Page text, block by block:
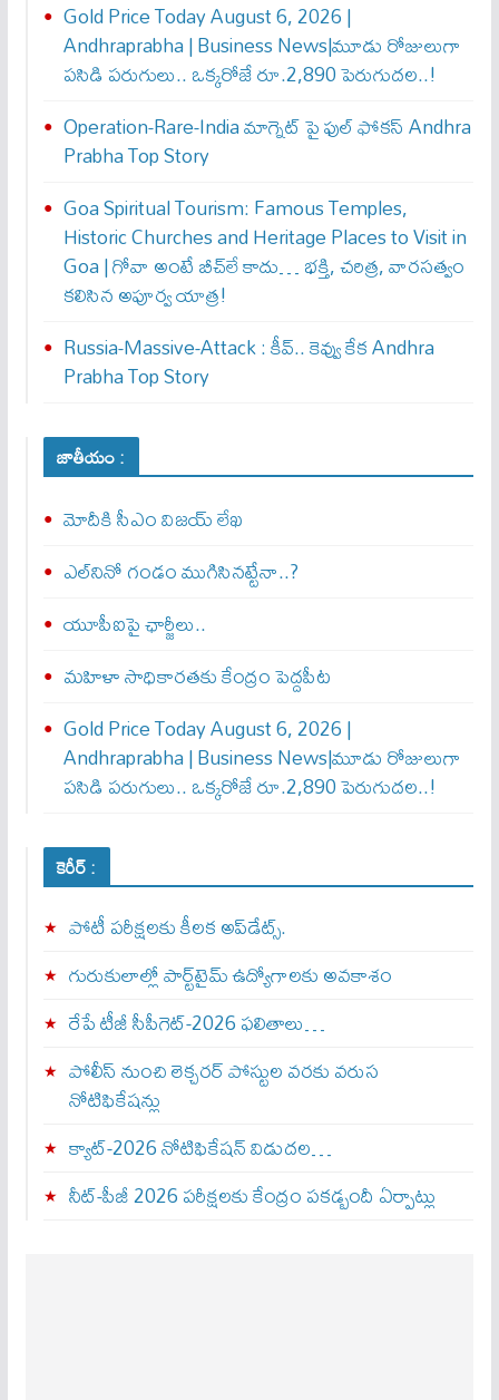
Gold Price Today August 6, 2026 |
Andhraprabha | Business News|మూడు రోజులుగా
పసిడి పరుగులు.. ఒక్కరోజే రూ.2,890 పెరుగుద‌ల‌..!
Operation-Rare-India మాగ్నెట్ పై ఫుల్ ఫోక‌స్ Andhra
Prabha Top Story
Goa Spiritual Tourism: Famous Temples,
Historic Churches and Heritage Places to Visit in
Goa | గోవా అంటే బీచ్‌లే కాదు… భక్తి, చరిత్ర, వారసత్వం
కలిసిన అపూర్వ యాత్ర!
Russia-Massive-Attack : కీవ్‌.. కెవ్వు కేక‌ Andhra
Prabha Top Story
జాతీయం :
మోదీకి సీఎం విజయ్ లేఖ
ఎల్‌నినో గండం ముగిసినట్టేనా..?
యూపీఐపై ఛార్జీలు..
మహిళా సాధికారతకు కేంద్రం పెద్దపీట
Gold Price Today August 6, 2026 |
Andhraprabha | Business News|మూడు రోజులుగా
పసిడి పరుగులు.. ఒక్కరోజే రూ.2,890 పెరుగుద‌ల‌..!
కెరీర్ :
పోటీ పరీక్షలకు కీలక అప్‌డేట్స్.
గురుకులాల్లో పార్ట్‌టైమ్ ఉద్యోగాలకు అవకాశం
రేపే టీజీ సీపీగెట్‌-2026 ఫలితాలు…
పోలీస్ నుంచి లెక్చరర్ పోస్టుల వరకు వరుస
నోటిఫికేషన్లు
క్యాట్-2026 నోటిఫికేషన్ విడుదల…
నీట్-పీజీ 2026 పరీక్షలకు కేంద్రం పకడ్బందీ ఏర్పాట్లు